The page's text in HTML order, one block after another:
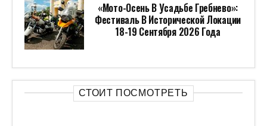
«Мото-Осень В Усадьбе Гребнево»:
Фестиваль В Исторической Локации
18-19 Сентября 2026 Года
СТОИТ ПОСМОТРЕТЬ